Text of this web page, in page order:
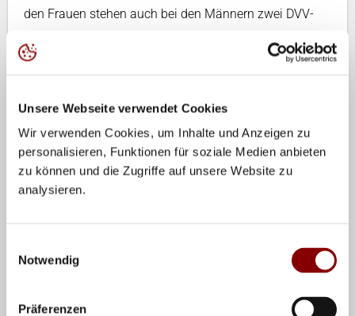
Unsere Webseite verwendet Cookies
Wir verwenden Cookies, um Inhalte und Anzeigen zu
personalisieren, Funktionen für soziale Medien anbieten
zu können und die Zugriffe auf unsere Website zu
analysieren.
Notwendig
Präferenzen
den Frauen stehen auch bei den Männern zwei DVV-
Matysik/Stefan Uhmann, die ohne Niederlage in das
Brink/Christoph Dieckmann für die Vorschlussrunde.
Heyer/Heuscher gelang der noch notwendige Erfolg. Im
Halbfinale kommt es nun zu den Spielen
Matysik/Uhmann – Barsouk/Kolodinsky (RUS, 11.00
6:1 lautete die Bilanz von Brink/Dieckmann gegen